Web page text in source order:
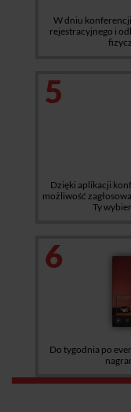
W dniu
rejestracyjnego i
5
Dzięki aplikacji
możliwość
Ty
6
Do tygodnia po